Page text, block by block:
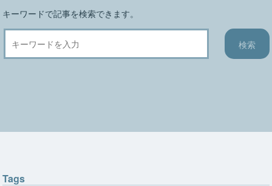
キーワードで記事を検索できます。
Tags